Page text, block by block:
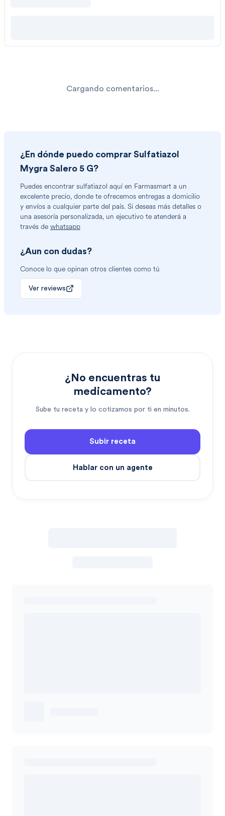
Cargando comentarios...
¿En dónde puedo comprar Sulfatiazol
Mygra Salero 5 G?
Puedes encontrar sulfatiazol aquí en Farmasmart a un
excelente precio, donde te ofrecemos entregas a domicilio
y envíos a cualquier parte del país. Si deseas más detalles o
una asesoría personalizada, un ejecutivo te atenderá a
través de whatsapp
¿Aun con dudas?
Conoce lo que opinan otros clientes como tú
Ver reviews
¿No encuentras tu
medicamento?
Sube tu receta y lo cotizamos por ti en minutos.
Subir receta
Hablar con un agente